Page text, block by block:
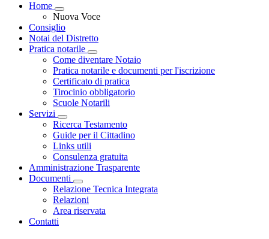
Home
Visualizza menù di secondo livello
Nuova Voce
Consiglio
Notai del Distretto
Pratica notarile
Visualizza menù di secondo livello
Come diventare Notaio
Pratica notarile e documenti per l'iscrizione
Certificato di pratica
Tirocinio obbligatorio
Scuole Notarili
Servizi
Visualizza menù di secondo livello
Ricerca Testamento
Guide per il Cittadino
Links utili
Consulenza gratuita
Amministrazione Trasparente
Documenti
Visualizza menù di secondo livello
Relazione Tecnica Integrata
Relazioni
Area riservata
Contatti